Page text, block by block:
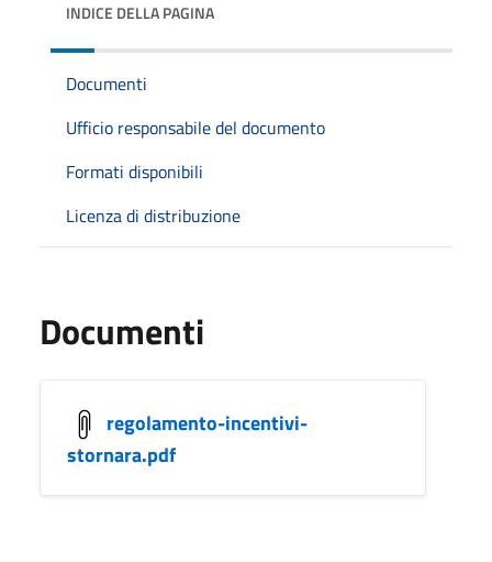
INDICE DELLA PAGINA
Documenti
Ufficio responsabile del documento
Formati disponibili
Licenza di distribuzione
Documenti
regolamento-incentivi-
stornara.pdf